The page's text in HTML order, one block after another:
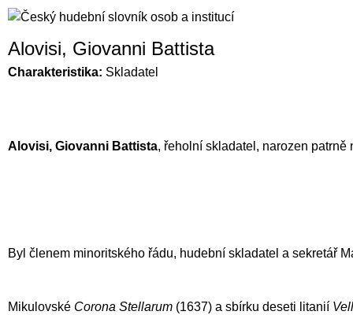
Alovisi, Giovanni Battista
Charakteristika: Skladatel
Alovisi, Giovanni Battista, řeholní skladatel, narozen
Byl členem minoritského řádu, hudební skladatel a sekretář
Mikulovské Corona Stellarum (1637) a sbírku deseti litanií